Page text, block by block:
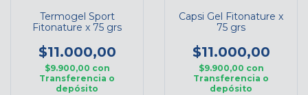
Termogel Sport
Fitonature x 75 grs
$11.000,00
$9.900,00 con
Transferencia o
depósito
Capsi Gel Fitonature x
75 grs
$11.000,00
$9.900,00 con
Transferencia o
depósito